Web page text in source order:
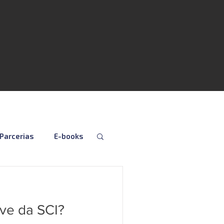
Parcerias E-books
da SCI?